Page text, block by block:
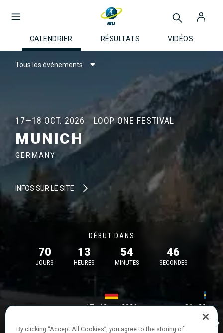
CALENDRIER RÉSULTATS VIDÉOS
Tous les événements
17—18 OCT. 2026 LOOP ONE FESTIVAL
MUNICH
GERMANY
INFOS SUR LE SITE
DÉBUT DANS
70
JOURS
13
HEURES
54
MINUTES
46
SECONDES
17—18 oct. 2026
26—29 nov.
IDREIdre
By clicking “Accept All Cookies”, you agree to the storing of